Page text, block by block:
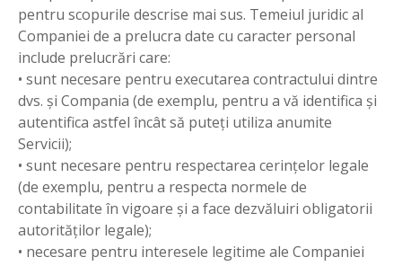
pentru scopurile descrise mai sus. Temeiul juridic al
Companiei de a prelucra date cu caracter personal
include prelucrări care:
• sunt necesare pentru executarea contractului dintre
dvs. şi Compania (de exemplu, pentru a vă identifica şi
autentifica astfel încât să puteţi utiliza anumite
Servicii);
• sunt necesare pentru respectarea cerinţelor legale
(de exemplu, pentru a respecta normele de
contabilitate în vigoare şi a face dezvăluiri obligatorii
autorităţilor legale);
• necesare pentru interesele legitime ale Companiei